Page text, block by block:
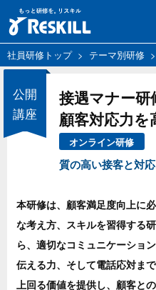
社員研修トップ> テーマ別研修 >
接遇マナー研
顧客対応力を
オンライン研修
質の高い接客と対
公開
講座
本研修は、顧客満足度向上に
な考え方、スキルを習得する
ら、適切なコミュニケーショ
伝える力、そして電話応対ま
上回る価値を提供し、顧客と